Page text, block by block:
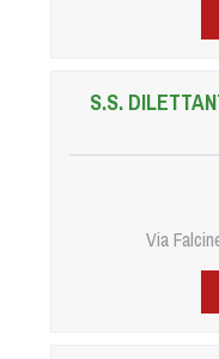
S.S.
Via